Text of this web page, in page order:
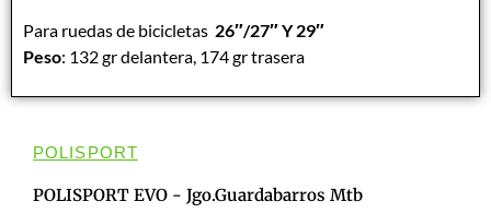
Para ruedas de bicicletas 26″/27″ Y 29″
Peso: 132 gr delantera, 174 gr trasera
POLISPORT
POLISPORT EVO - Jgo.guardabarros Mtb